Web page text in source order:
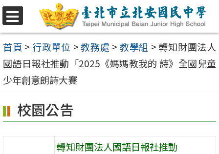
選
單
跳
至
主
要
內
區
首頁 > 行政單位 >教務處 > 教學組 > 轉知財團法人
國語日報社推動「2025《媽媽教我的 詩》全國兒童
少年創意朗詩大賽
校園公告
轉知財團法人國語日報社推動